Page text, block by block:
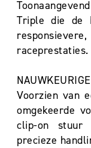
Triple die de
raceprestaties.
Voorzien van
omgekeerde
clip-on stuur
precieze